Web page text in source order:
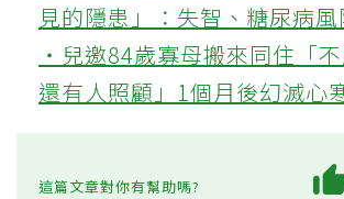
見的隱患」：失智、糖尿病風
‧兒邀84歲寡母搬來同住「
還有人照顧」1個月後幻滅心
這篇文章對你有幫助嗎?